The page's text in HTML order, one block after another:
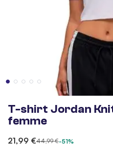
T-shirt Jordan
femme
21,99 €44,99 €-51%